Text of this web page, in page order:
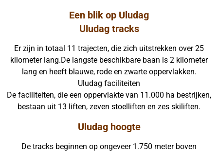
Een blik op Uludag
Uludag tracks
Er zijn in totaal 11 trajecten, die zich uitstrekken over 25
kilometer lang.De langste beschikbare baan is 2 kilometer
lang en heeft blauwe, rode en zwarte oppervlakken.
Uludag faciliteiten
De faciliteiten, die een oppervlakte van 11.000 ha bestrijken,
bestaan uit 13 liften, zeven stoelliften en zes skiliften.
Uludag hoogte
De tracks beginnen op ongeveer 1.750 meter boven